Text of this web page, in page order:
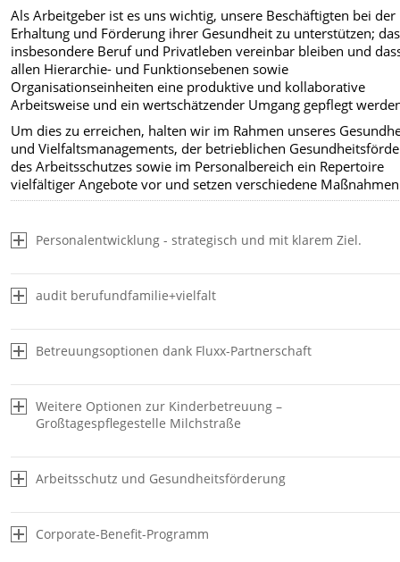
Als Arbeitgeber ist es uns wichtig, unsere Beschäftigten bei der
Erhaltung und Förderung ihrer Gesundheit zu unterstützen;
insbesondere Beruf und Privatleben vereinbar bleiben und
allen Hierarchie- und Funktionsebenen sowie
Organisationseinheiten eine produktive und kollaborative
Arbeitsweise und ein wertschätzender Umgang gepflegt
Um dies zu erreichen, halten wir im Rahmen unseres
und Vielfaltsmanagements, der betrieblichen
des Arbeitsschutzes sowie im Personalbereich ein Repertoire
vielfältiger Angebote vor und setzen verschiedene
Personalentwicklung - strategisch und mit klarem Ziel.
audit berufundfamilie+vielfalt
Betreuungsoptionen dank Fluxx-Partnerschaft
Weitere Optionen zur Kinderbetreuung –
Großtagespflegestelle Milchstraße
Arbeitsschutz und Gesundheitsförderung
Corporate-Benefit-Programm